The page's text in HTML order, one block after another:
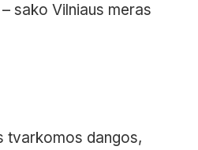
sako Vilniaus meras
tvarkomos dangos,